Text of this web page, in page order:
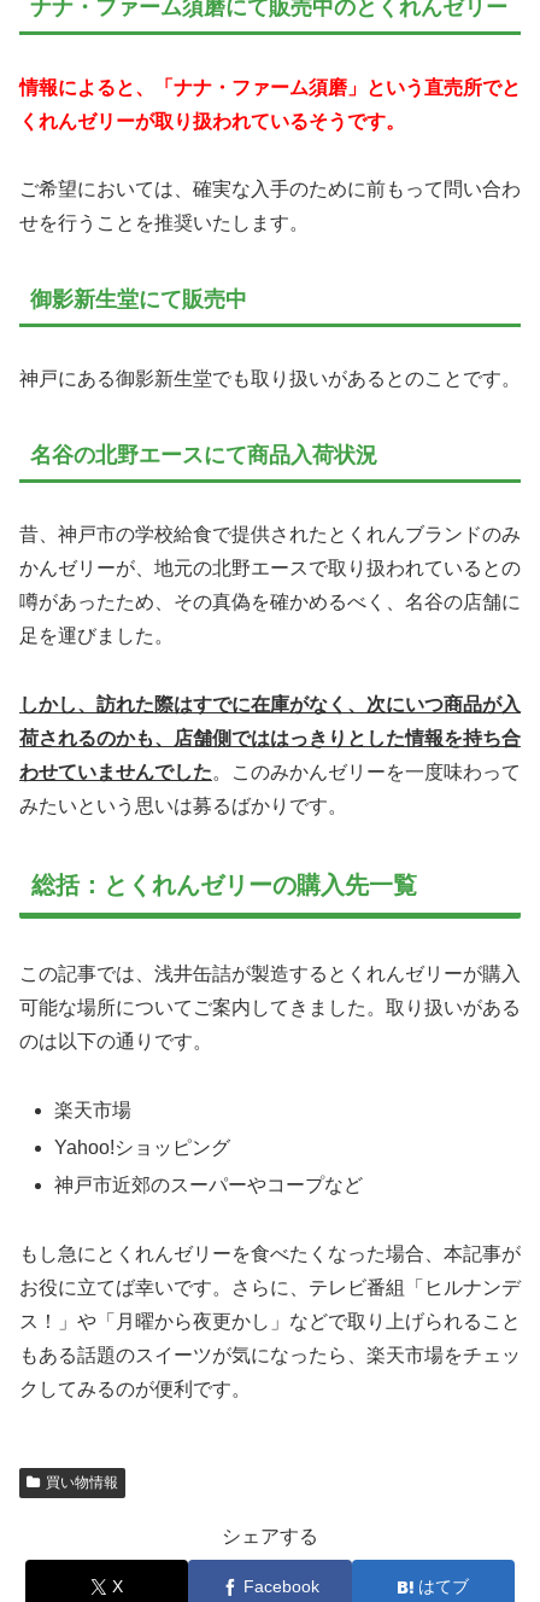
ナナ・ファーム須磨にて販売中のとくれんゼリー
情報によると、「ナナ・ファーム須磨」という直売所でと
くれんゼリーが取り扱われているそうです。
ご希望においては、確実な入手のために前もって問い合わ
せを行うことを推奨いたします。
御影新生堂にて販売中
神戸にある御影新生堂でも取り扱いがあるとのことです。
名谷の北野エースにて商品入荷状況
昔、神戸市の学校給食で提供されたとくれんブランドのみ
かんゼリーが、地元の北野エースで取り扱われているとの
噂があったため、その真偽を確かめるべく、名谷の店舗に
足を運びました。
しかし、訪れた際はすでに在庫がなく、次にいつ商品が入
荷されるのかも、店舗側でははっきりとした情報を持ち合
わせていませんでした。このみかんゼリーを一度味わって
みたいという思いは募るばかりです。
総括：とくれんゼリーの購入先一覧
この記事では、浅井缶詰が製造するとくれんゼリーが購入
可能な場所についてご案内してきました。取り扱いがある
のは以下の通りです。
楽天市場
Yahoo!ショッピング
神戸市近郊のスーパーやコープなど
もし急にとくれんゼリーを食べたくなった場合、本記事が
お役に立てば幸いです。さらに、テレビ番組「ヒルナンデ
ス！」や「月曜から夜更かし」などで取り上げられること
もある話題のスイーツが気になったら、楽天市場をチェッ
クしてみるのが便利です。
買い物情報
シェアする
X Facebook はてブ